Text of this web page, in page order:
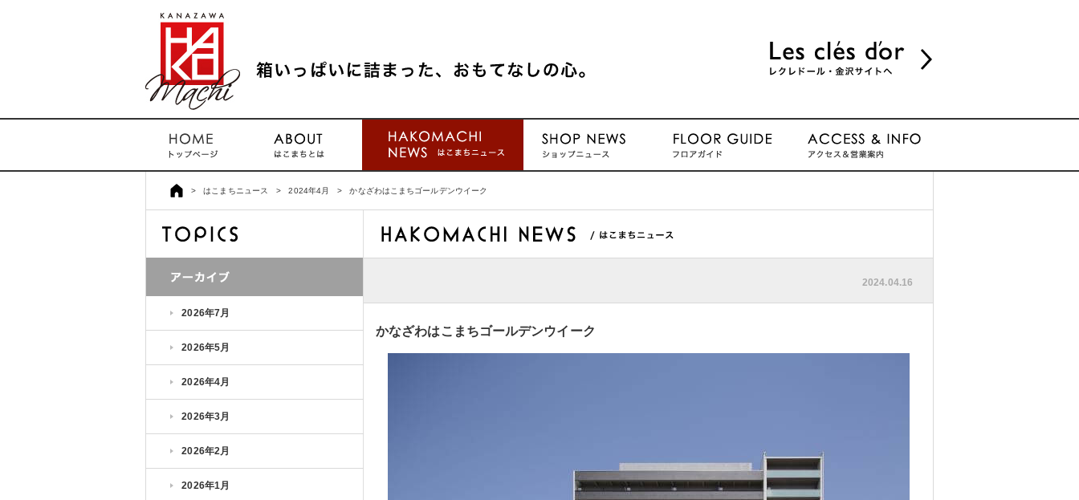
> はこまちニュース > 2024年4月 > かなざわはこまちゴールデンウイーク
2026年7月
2026年5月
2026年4月
2026年3月
2026年2月
2026年1月
2024.04.16
かなざわはこまちゴールデンウイーク